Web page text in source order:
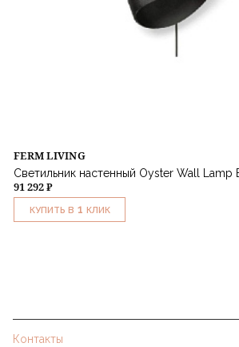
FERM LIVING
Светильник настенный Oyster Wall Lamp
91 292 ₽
КУПИТЬ В 1 КЛИК
Контакты